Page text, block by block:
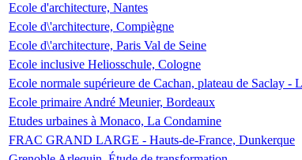
Ecole d'architecture, Nantes
Ecole d\'architecture, Compiègne
Ecole d\'architecture, Paris Val de Seine
Ecole inclusive Heliosschule, Cologne
Ecole normale supérieure de Cachan, plateau de Saclay -
Ecole primaire André Meunier, Bordeaux
Etudes urbaines à Monaco, La Condamine
FRAC GRAND LARGE - Hauts-de-France, Dunkerque